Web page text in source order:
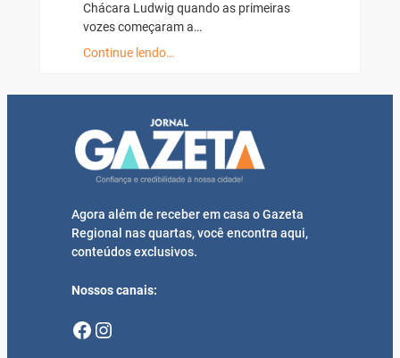
Chácara Ludwig quando as primeiras
vozes começaram a…
Continue lendo…
Agora além de receber em casa o Gazeta
Regional nas quartas, você encontra aqui,
conteúdos exclusivos.
Nossos canais:
Facebook Instagram